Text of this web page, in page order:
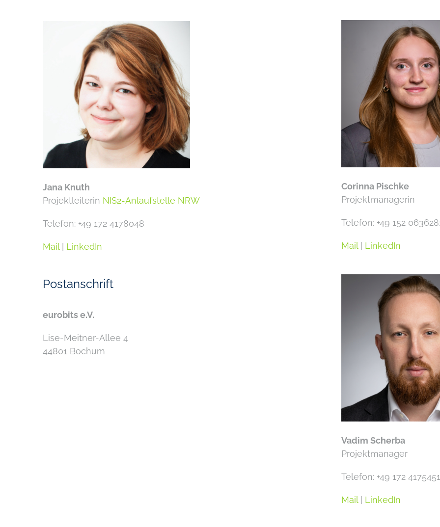
Jana Knuth
Projektleiterin NIS2-Anlaufstelle NRW
Telefon: +49 172 4178048
Mail| LinkedIn
Postanschrift
eurobits e.V.
Lise-Meitner-Allee 4
44801 Bochum
Corinna Pischke
Projektmanagerin
Telefon: +49 152
Mail| LinkedIn
Vadim Scherba
Projektmanager
Telefon: +49 172
Mail| LinkedIn